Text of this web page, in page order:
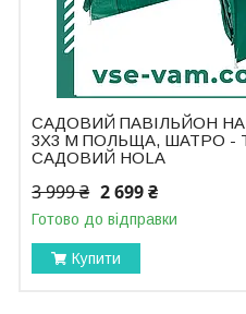
САДОВИЙ ПАВІЛЬЙОН
3Х3 М ПОЛЬЩА, ШАТРО -
САДОВИЙ HOLA
3 999 ₴ 2 699 ₴
Готово до відправки
Купити